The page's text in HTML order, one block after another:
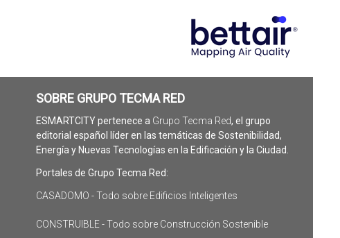
SOBRE GRUPO TECMA RED
ESMARTCITY pertenece a Grupo Tecma Red, el grupo
editorial español líder en las temáticas de Sostenibilidad,
Energía y Nuevas Tecnologías en la Edificación y la Ciudad.
Portales de Grupo Tecma Red:
CASADOMO - Todo sobre Edificios Inteligentes
CONSTRUIBLE - Todo sobre Construcción Sostenible